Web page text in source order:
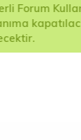
değildir.